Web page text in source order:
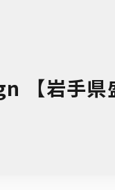
【岩手県